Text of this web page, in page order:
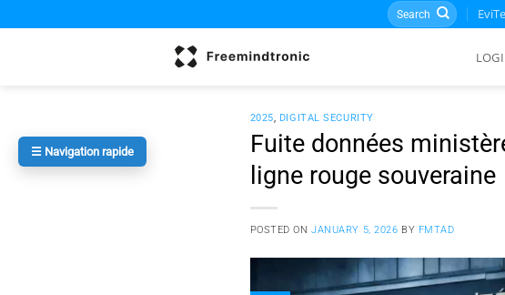
to
Search
for:
2025, DIGITAL SECURITY
Fuite données
ligne rouge souveraine
POSTED ONJANUARY 5, 2026 BY FMTAD
☰ Navigation rapide